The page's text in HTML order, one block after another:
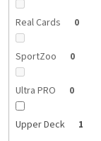
Real Cards 0
SportZoo 0
Ultra PRO 0
Upper Deck 1